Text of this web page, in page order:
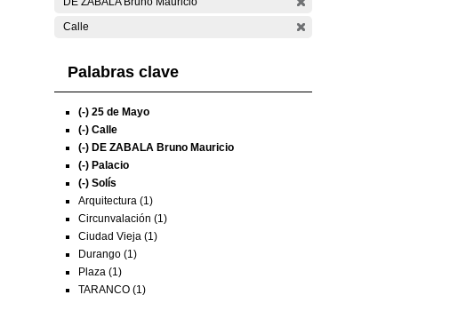
Calle
Palabras clave
(-) 25 de Mayo
(-) Calle
(-) DE ZABALA Bruno Mauricio
(-) Palacio
(-) Solís
Arquitectura (1)
Circunvalación (1)
Ciudad Vieja (1)
Durango (1)
Plaza (1)
TARANCO (1)